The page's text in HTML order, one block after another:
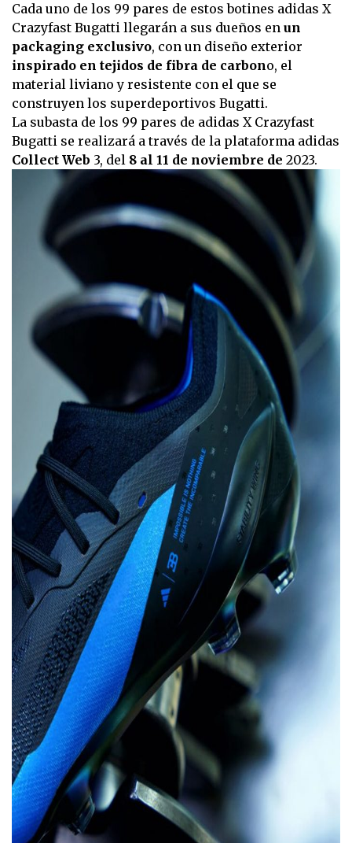
Cada uno de los 99 pares de estos botines adidas X
Crazyfast Bugatti llegarán a sus dueños en un
packaging exclusivo, con un diseño exterior
inspirado en tejidos de fibra de carbono, el
material liviano y resistente con el que se
construyen los superdeportivos Bugatti.
La subasta de los 99 pares de adidas X Crazyfast
Bugatti se realizará a través de la plataforma adidas
Collect Web 3, del 8 al 11 de noviembre de 2023.